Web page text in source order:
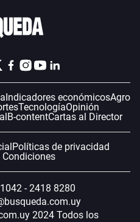
Indicadores económicosAgro
TecnologíaOpinión
B-contentCartas al Director
Políticas de privacidad
- 2418 8280
2024 Todos los